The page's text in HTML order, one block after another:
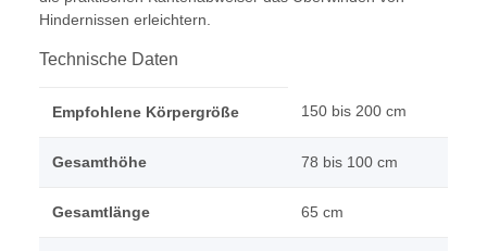
Hindernissen erleichtern.
Technische Daten
Empfohlene Körpergröße 150 bis 200 cm
Gesamthöhe 78 bis 100 cm
Gesamtlänge 65 cm